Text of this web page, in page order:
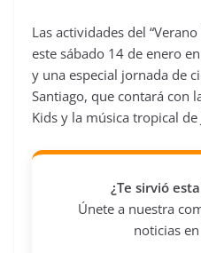
Las actividades del
este sábado 14 de enero
y una especial jornada de
Santiago, que contará con
Kids y la música tropical de
¿Te sirvió
Únete a nuestra
noticias